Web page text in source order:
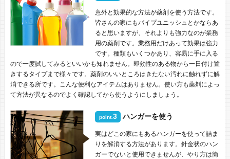
意外と効果的な方法が薬剤を使う方法です。
皆さんの家にもパイプユニッシュとかならあ
ると思いますが、それよりも強力なのが業務
用の薬剤です。業務用だけあって効果は強力
です。種類もいくつかあり、容易に手に入る
ので一度試してみるといいかも知れません。即効性のある物から一日付け置
きするタイプまで様々です。薬剤のいいところはきたない汚れに触れずに解
消できる所です。こんな便利なアイテムはありません。使い方も薬剤によっ
て方法が異なるのでよく確認してから使うようにしましょう。
point.3 ハンガーを使う
実はどこの家にもあるハンガーを使って詰ま
りを解消する方法があります。針金状のハン
ガーでないと使用できませんが、やり方は簡